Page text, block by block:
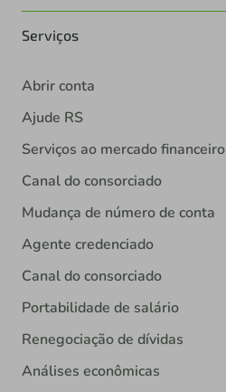
Serviços
Abrir conta
Ajude RS
Serviços ao mercado financeiro
Canal do consorciado
Mudança de número de conta
Agente credenciado
Canal do consorciado
Portabilidade de salário
Renegociação de dívidas
Análises econômicas